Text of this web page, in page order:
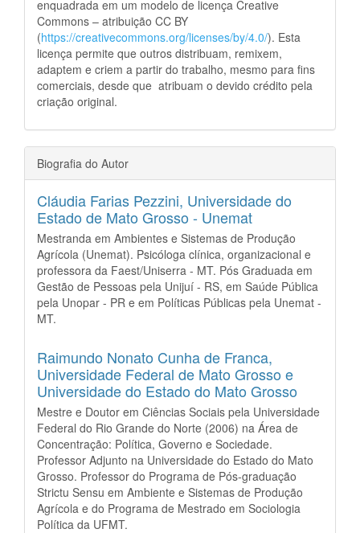
enquadrada em um modelo de licença Creative
Commons – atribuição CC BY
(https://creativecommons.org/licenses/by/4.0/). Esta
licença permite que outros distribuam, remixem,
adaptem e criem a partir do trabalho, mesmo para fins
comerciais, desde que atribuam o devido crédito pela
criação original.
Biografia do Autor
Cláudia Farias Pezzini, Universidade do
Estado de Mato Grosso - Unemat
Mestranda em Ambientes e Sistemas de Produção
Agrícola (Unemat). Psicóloga clínica, organizacional e
professora da Faest/Uniserra - MT. Pós Graduada em
Gestão de Pessoas pela Unijuí - RS, em Saúde Pública
pela Unopar - PR e em Políticas Públicas pela Unemat -
MT.
Raimundo Nonato Cunha de Franca,
Universidade Federal de Mato Grosso e
Universidade do Estado do Mato Grosso
Mestre e Doutor em Ciências Sociais pela Universidade
Federal do Rio Grande do Norte (2006) na Área de
Concentração: Política, Governo e Sociedade.
Professor Adjunto na Universidade do Estado do Mato
Grosso. Professor do Programa de Pós-graduação
Strictu Sensu em Ambiente e Sistemas de Produção
Agrícola e do Programa de Mestrado em Sociologia
Política da UFMT.